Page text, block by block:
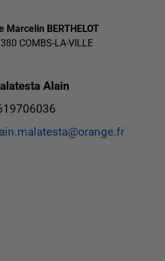
Marcelin BERTHELOT
COMBS-LA-VILLE
Alain